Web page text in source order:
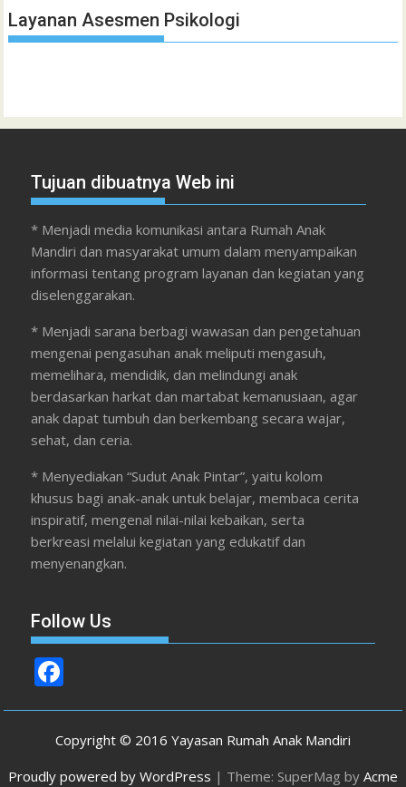
Layanan Asesmen Psikologi
Tujuan dibuatnya Web ini
* Menjadi media komunikasi antara Rumah Anak
Mandiri dan masyarakat umum dalam menyampaikan
informasi tentang program layanan dan kegiatan yang
diselenggarakan.
* Menjadi sarana berbagi wawasan dan pengetahuan
mengenai pengasuhan anak meliputi mengasuh,
memelihara, mendidik, dan melindungi anak
berdasarkan harkat dan martabat kemanusiaan, agar
anak dapat tumbuh dan berkembang secara wajar,
sehat, dan ceria.
* Menyediakan “Sudut Anak Pintar”, yaitu kolom
khusus bagi anak-anak untuk belajar, membaca cerita
inspiratif, mengenal nilai-nilai kebaikan, serta
berkreasi melalui kegiatan yang edukatif dan
menyenangkan.
Follow Us
ac
e
b
Copyright © 2016 Yayasan Rumah Anak Mandiri
Proudly powered by WordPress | Theme: SuperMag by Acme